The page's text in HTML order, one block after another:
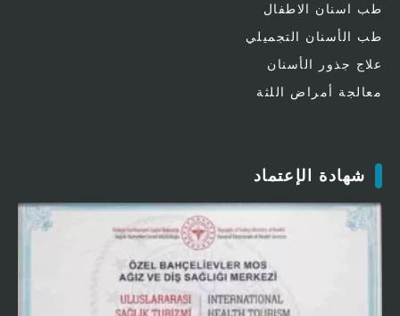
طب اسنان الاطفال
طب الأسنان التجميلي
علاج جذور الأسنان
معالجة أمراض اللثة
شهادة الإعتماد